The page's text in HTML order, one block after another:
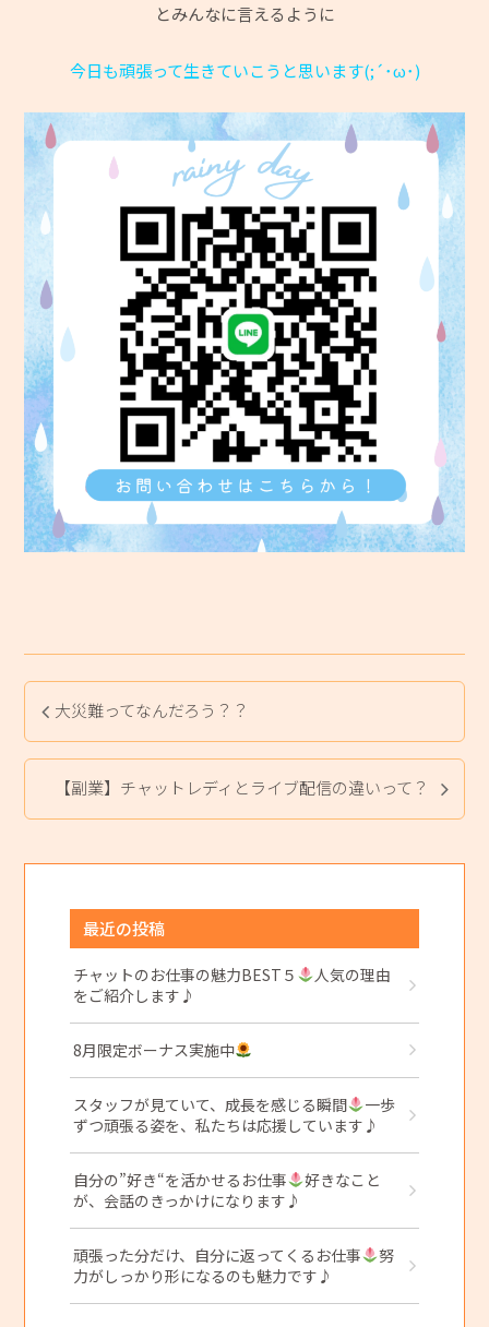
とみんなに言えるように
今日も頑張って生きていこうと思います(;´･ω･)
大災難ってなんだろう？？
【副業】チャットレディとライブ配信の違いって？
最近の投稿
チャットのお仕事の魅力BEST５
人気の理由
をご紹介します♪
8月限定ボーナス実施中
スタッフが見ていて、成長を感じる瞬間
一歩
ずつ頑張る姿を、私たちは応援しています♪
自分の”好き“を活かせるお仕事
好きなこと
が、会話のきっかけになります♪
頑張った分だけ、自分に返ってくるお仕事
努
力がしっかり形になるのも魅力です♪